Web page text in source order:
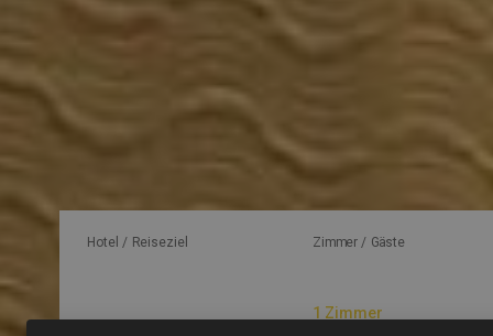
Hotel / Reiseziel Zimmer / Gäste